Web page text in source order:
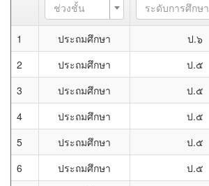
ช่วงชั้น ระดับการศึกษา
1 ประถมศึกษา ป.๖
2
ประถมศึกษา ป.๕
3
ประถมศึกษา ป.๕
4
ประถมศึกษา ป.๕
5
ประถมศึกษา ป.๕
6
ประถมศึกษา ป.๕